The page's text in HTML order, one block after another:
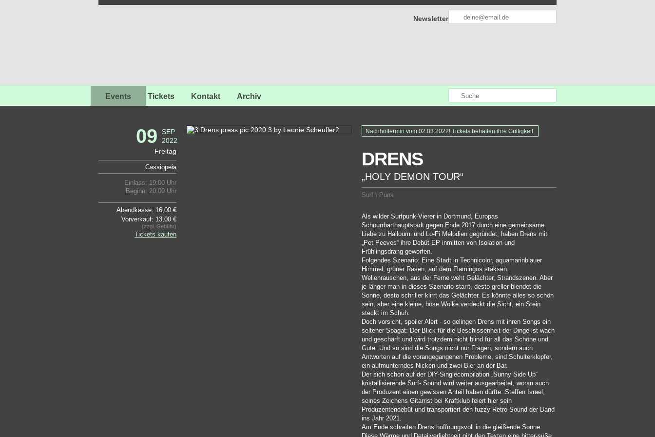
Newsletter
Events Tickets Kontakt Archiv
09
SEP
2022
Freitag
Cassiopeia
Einlass: 19:00 Uhr
Beginn: 20:00 Uhr
Abendkasse: 16,00 €
Vorverkauf: 13,00 €
(zzgl. Gebühr)
Tickets kaufen
Nachholtermin vom 02.03.2022! Tickets behalten ihre Gültigkeit.
DRENS
„HOLY DEMON TOUR“
Surf \ Punk
Als wilder Surfpunk-Vierer in Dortmund, Europas
Schnurrbarthauptstadt gegen Ende 2017 durch eine gemeinsame
Liebe zu Halloumi und Lo-Fi Melodien gegründet, haben Drens mit
„Pet Peeves“ ihre Debüt-EP inmitten von Isolation und
Frühlingsdrang geworfen.
Folgendes Szenario: Eine Stadt in Technicolor, aquamarinblauer
Himmel, grüner Rasen, auf dem Flamingos staksen.
Wellenrauschen, aus der Ferne weht Gelächter, Strandszenen. Aber
je länger man in dieses Szenario starrt, desto greller blendet die
Sonne, desto schriller klirrt das Gelächter. Es könnte alles so schön
sein, aber eine kleine, böse Wolke verdeckt die Sicht, ein Stein
steckt im Schuh.
Doch vorsicht, spoiler Alert - so gelingen Drens mit ihren Songs ein
seltener Spagat: Der Blick für die Beschissenheit der Dinge ist wach
und geschärft und wird trotzdem nicht blind für all das Schöne und
Gute. Und so sind die Songs nicht nur Fragen, sondern auch
Antworten auf die vorangegangenen Probleme, sind Schulterklopfer,
ein aufmunterndes Nicken und zwei Bier an der Bar.
Der sich schon auf der DIY-Singlecompilation „Sunny Side Up“
kristallisierende Surf- Sound wird weiter ausgearbeitet, woran auch
der Produzent einen gewissen Anteil haben dürfte: Steffen Israel,
seines Zeichens Gitarrist bei Kraftklub feiert hier sein
Produzentendebüt und transportiert den fuzzy Retro-Sound der Band
ins Jahr 2021.
Am Ende schreiten Drens hoffnungsvoll in die gleißende Sonne.